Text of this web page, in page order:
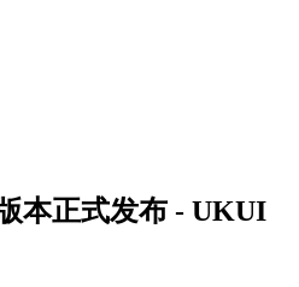
本正式发布 - UKUI